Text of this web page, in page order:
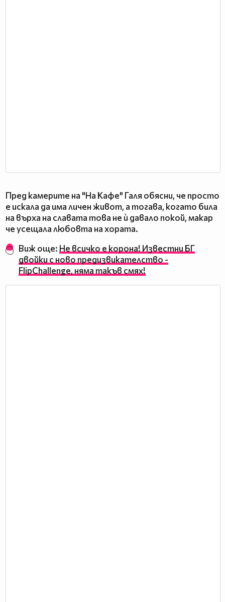
Пред камерите на "На Кафе" Галя обясни, че просто
е искала да има личен живот, а тогава, когато била
на върха на славата това не ѝ давало покой, макар
че усещала любовта на хората.
Виж още: Не всичко е корона! Известни БГ
двойки с ново предизвикателство -
FlipChallenge, няма такъв смях!